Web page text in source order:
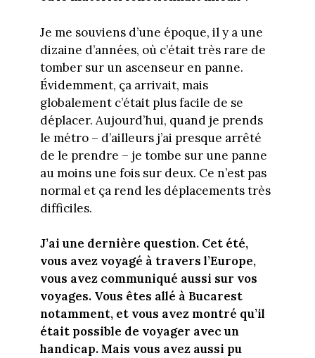
Je me souviens d’une époque, il y a une
dizaine d’années, où c’était très rare de
tomber sur un ascenseur en panne.
Évidemment, ça arrivait, mais
globalement c’était plus facile de se
déplacer. Aujourd’hui, quand je prends
le métro – d’ailleurs j’ai presque arrêté
de le prendre – je tombe sur une panne
au moins une fois sur deux. Ce n’est pas
normal et ça rend les déplacements très
difficiles.
J’ai une dernière question. Cet été,
vous avez voyagé à travers l’Europe,
vous avez communiqué aussi sur vos
voyages. Vous êtes allé à Bucarest
notamment, et vous avez montré qu’il
était possible de voyager avec un
handicap. Mais vous avez aussi pu